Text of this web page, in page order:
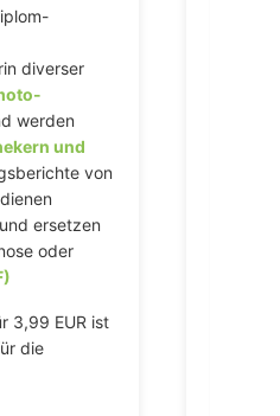
diverser
werden
und
von
ersetzen
oder
3,99 EUR ist
die